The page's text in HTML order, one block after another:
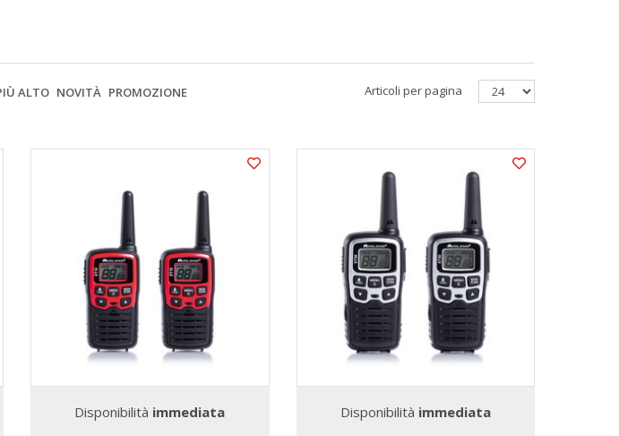
ALTO NOVITÀ PROMOZIONE
Articoli per pagina
Disponibilità immediata Disponibilità immediata